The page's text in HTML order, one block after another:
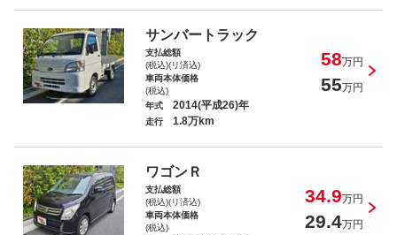
ツ
サンバートラック
支払総額
(税込)(リ済込)
58万円
車両本体価格
(税込)
55万円
年式 2014(平成26)年
走行 1.8万km
ワゴンＲ
支払総額
(税込)(リ済込)
34.9万円
車両本体価格
(税込)
29.4万円